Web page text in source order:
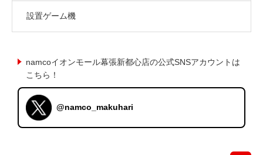
設置ゲーム機
namcoイオンモール幕張新都心店の公式SNSアカウントは
こちら！
@namco_makuhari